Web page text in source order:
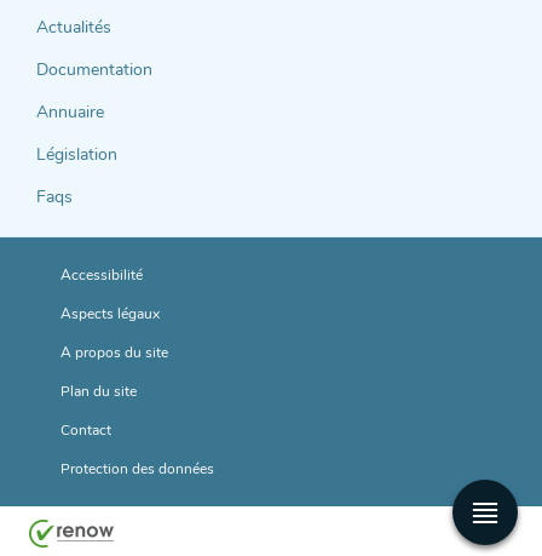
support
Actualités
Documentation
Annuaire
Législation
Faqs
Accessibilité
Aspects légaux
A propos du site
Plan du site
Contact
Protection des données